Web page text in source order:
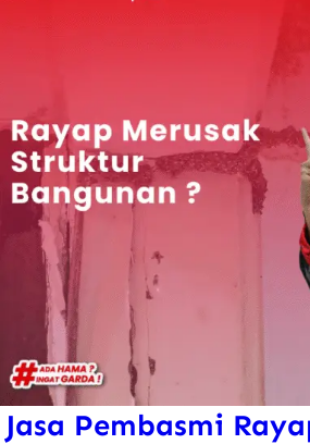
Jasa Pembasmi